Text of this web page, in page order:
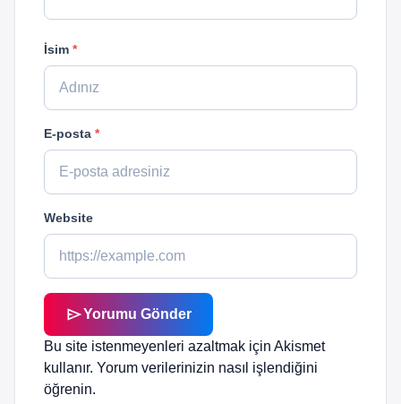
İsim *
E-posta *
Website
sendYorumu Gönder
Bu site istenmeyenleri azaltmak için Akismet
kullanır. Yorum verilerinizin nasıl işlendiğini
öğrenin.